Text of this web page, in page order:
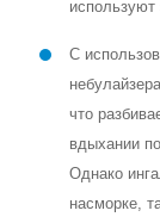
С
что
вдыхании
Однако
насморке,